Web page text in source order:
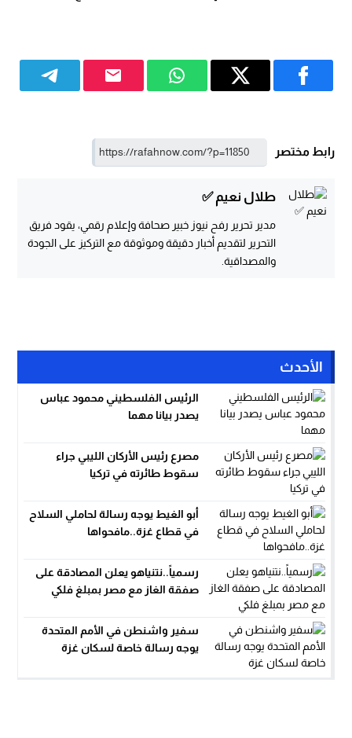
رابط مختصر
طلال نعيم ✅
مدير تحرير رفح نيوز خبير صحافة وإعلام رقمي، يقود فريق
التحرير لتقديم أخبار دقيقة وموثوقة مع التركيز على الجودة
والمصداقية.
الأحدث
الرئيس الفلسطيني محمود عباس
يصدر بيانا مهما
مصرع رئيس الأركان الليبي جراء
سقوط طائرته في تركيا
أبو الغيط يوجه رسالة لحاملي السلاح
في قطاع غزة..مافحواها
رسمياً..نتنياهو يعلن المصادقة على
صفقة الغاز مع مصر بمبلغ فلكي
سفير واشنطن في الأمم المتحدة
يوجه رسالة خاصة لسكان غزة